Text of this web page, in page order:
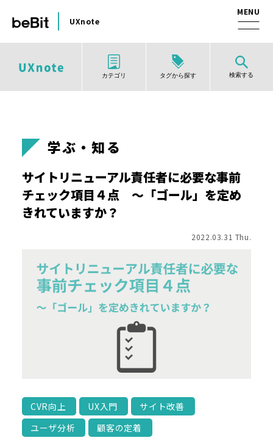
UXnote
カテゴリ タグから探す 検索する
学ぶ・知る
サイトリニューアル責任者に必要な事前
チェック項目４点 ～「ゴール」を定め
きれていますか？
2022.03.31 Thu.
CVR向上 UX入門
サイト改善
ユーザ分析
顧客の定着